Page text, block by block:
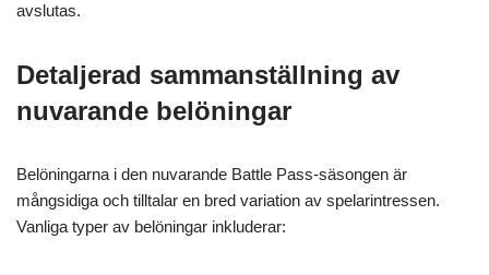
avslutas.
Detaljerad sammanställning av
nuvarande belöningar
Belöningarna i den nuvarande Battle Pass-säsongen är
mångsidiga och tilltalar en bred variation av spelarintressen.
Vanliga typer av belöningar inkluderar: